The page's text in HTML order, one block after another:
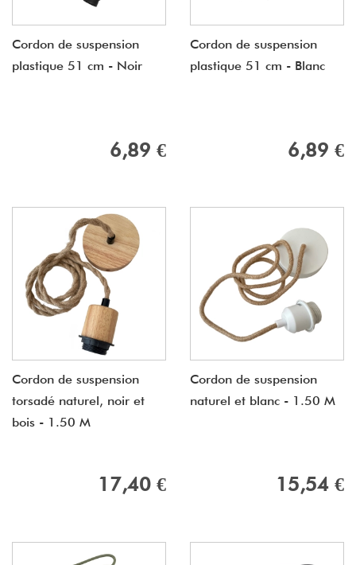
Cordon de suspension
plastique 51 cm - Noir
6,89 €
Cordon de suspension
plastique 51 cm - Blanc
6,89 €
Cordon de suspension
torsadé naturel, noir et
bois - 1.50 M
17,40 €
Cordon de suspension
naturel et blanc - 1.50 M
15,54 €